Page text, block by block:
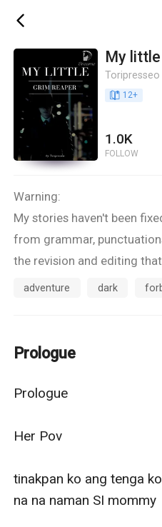
ic_back
My little
Toripresseo
book_age 12+
1.0K
FOLLOW
Warning:
My stories haven't been
from grammar,
the revision and editing
doing.
---
sumundo sa mga taong
ng kwento ng kamatayan
adventure dark
Prologue
Prologue
Her Pov
tinakpan ko ang tenga
na na naman SI mommy